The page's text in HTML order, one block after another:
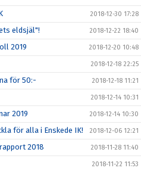
2018-12-30 17:28
eldsjäl"! 2018-12-22 18:40
2019 2018-12-20 10:48
2018-12-18 22:25
för 50:- 2018-12-18 11:21
2018-12-14 10:31
2019 2018-12-14 10:30
för alla i Enskede IK! 2018-12-06 12:21
2018 2018-11-28 11:40
2018-11-22 11:53